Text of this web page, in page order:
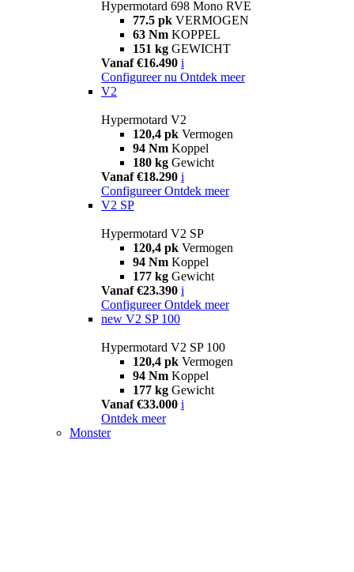
Hypermotard 698 Mono RVE
77.5 pk VERMOGEN
63 Nm KOPPEL
151 kg GEWICHT
Vanaf €16.490 i
Configureer nu Ontdek meer
V2
Hypermotard V2
120,4 pk Vermogen
94 Nm Koppel
180 kg Gewicht
Vanaf €18.290 i
Configureer Ontdek meer
V2 SP
Hypermotard V2 SP
120,4 pk Vermogen
94 Nm Koppel
177 kg Gewicht
Vanaf €23.390 i
Configureer Ontdek meer
new V2 SP 100
Hypermotard V2 SP 100
120,4 pk Vermogen
94 Nm Koppel
177 kg Gewicht
Vanaf €33.000 i
Ontdek meer
Monster